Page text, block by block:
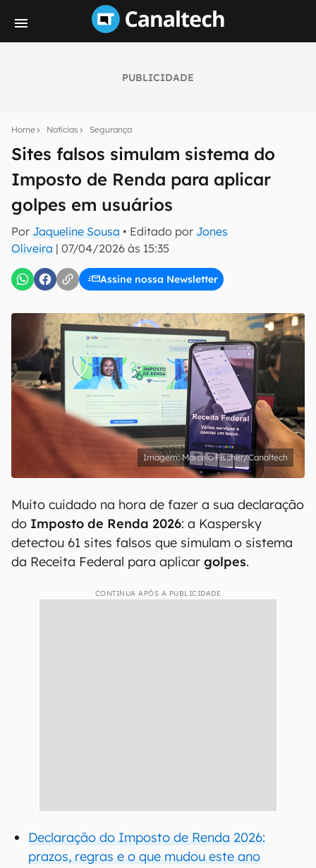
PUBLICIDADE
Home Notícias Segurança
Sites falsos simulam sistema do
Imposto de Renda para aplicar
golpes em usuários
Por Jaqueline Sousa • Editado por Jones
Oliveira | 07/04/2026 às 15:35
Assine nossa Newsletter
notícias e reviews sobre tecnologia em primeira
E-mail
inscreva-se
Confirmo que li, aceito e concordo com os Termos de
Uso e Política de Privacidade do Canaltech.
Marcelo Fischer/Canaltech
Muito cuidado na hora de fazer a sua declaração
do Imposto de Renda 2026: a Kaspersky
detectou 61 sites falsos que simulam o sistema
da Receita Federal para aplicar golpes.
CONTINUA APÓS A PUBLICIDADE
Declaração do Imposto de Renda 2026:
prazos, regras e o que mudou este ano